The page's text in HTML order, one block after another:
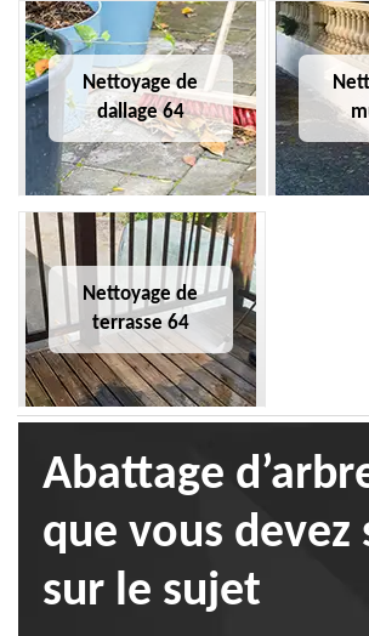
Nettoyage de
dallage 64
Nettoyage de
terrasse 64
Abattage
que vous devez
sur le sujet